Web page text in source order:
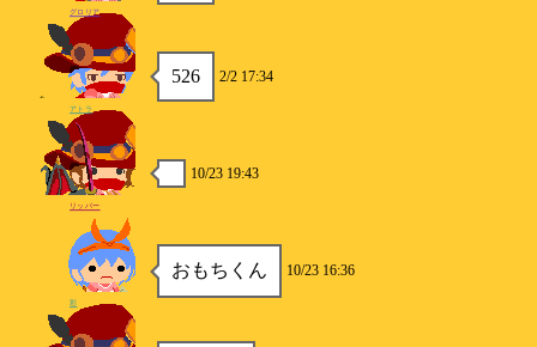
グロリア
526 2/2 17:34
アトラ
10/23 19:43
リッパー
おもちくん 10/23 16:36
彩